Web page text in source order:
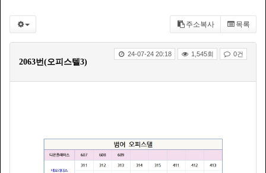
주소복사 목록
2063번(오피스텔3)
24-07-24 20:18 1,545회 0건